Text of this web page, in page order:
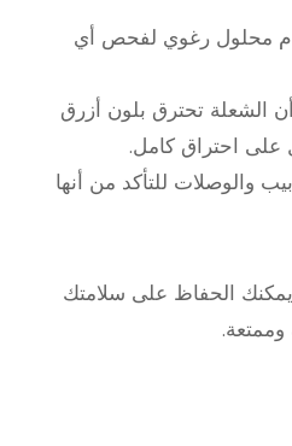
محلول رغوي لفحص أي
الشعلة تحترق بلون أزرق
على احتراق كامل.
والوصلات للتأكد من أنها
الحفاظ على سلامتك